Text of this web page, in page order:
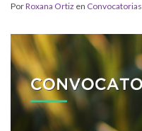
PorRoxana Ortiz en Convocatorias